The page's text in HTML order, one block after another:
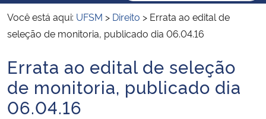
Ministério das Relações Exteriores
Ministério da Infraestrutura
Ministério da Agricultura, Pecuária e Abastecimento
Você está aqui: UFSM > Direito > Errata ao edital de
seleção de monitoria, publicado dia 06.04.16
Início do conteúdo
Errata ao edital de seleção
de monitoria, publicado dia
06.04.16